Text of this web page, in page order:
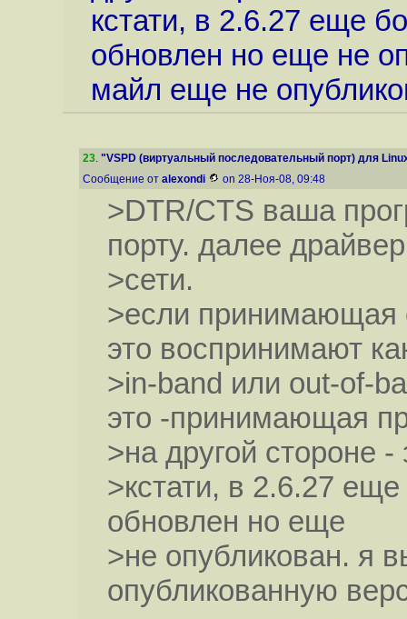
кстати, в 2.6.27 еще
обновлен но еще не
майл еще не
23. "VSPD (виртуальный последовательный порт) для
Сообщение от alexondi on 28-Ноя-08, 09:48
>DTR/CTS ваша
порту. далее
>сети.
>если принимающая
это воспринимают
>in-band или out-of-
это -принимающая
>на другой стороне
>кстати, в 2.6.27
обновлен но еще
>не опубликован. я
опубликованную